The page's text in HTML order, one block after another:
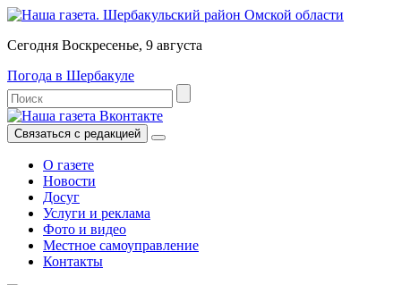
Сегодня Воскресенье, 9 августа
Погода в Шербакуле
Связаться с редакцией
О газете
Новости
Досуг
Услуги и реклама
Фото и видео
Местное самоуправление
Контакты